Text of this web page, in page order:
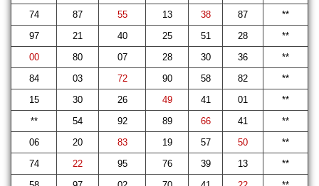
74
87 55 13 38 87
**
97
21 40 25 51 28
**
00
80 07 28 30 36
**
84
03 72 90 58 82
**
15
30 26 49 41 01
**
**
54 92 89 66 41
**
06
20 83 19 57 50
**
74
22 95 76 39 13
**